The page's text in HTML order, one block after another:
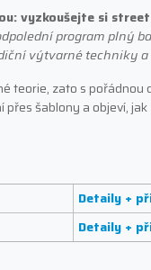
vyzkoušejte si
program plný
výtvarné techniky
teorie, zato s
šablony a objeví,
Detaily +
Detaily +